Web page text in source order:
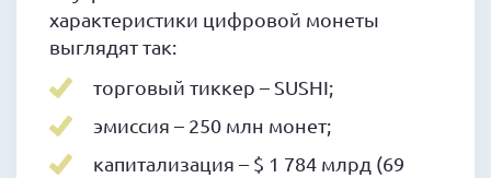
характеристики цифровой монеты
выглядят так:
торговый тиккер – SUSHI;
эмиссия – 250 млн монет;
капитализация – $ 1 784 млрд (69